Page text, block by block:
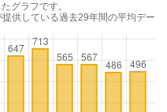
グラフです。
供している過去29年間の平均デー